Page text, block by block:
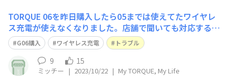
TORQUE 06を昨日購入したら05までは使えてたワイヤレ
ス充電が使えなくなりました。店舗で聞いても対応するワ
イヤレス充電器が分かりかねるとの対応で時間を無駄にし
ました。どなたか対応する市販品のワイヤレス充電器を教
えて下さい。
G06購入 ワイヤレス充電 トラブル
9 15
ミッチー | 2023/10/22 | My TORQUE, My Life